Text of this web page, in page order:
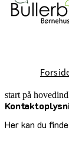
start på
Her kan du
senest opdateret